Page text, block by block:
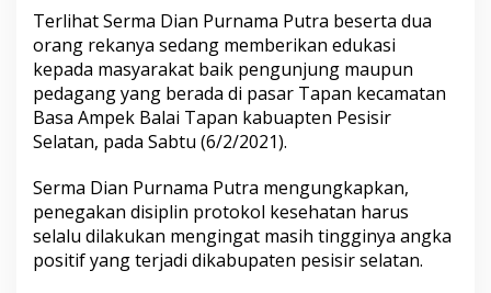
S
s
a
r
P
a
s
r
T
r
a
d
Terlihat Serma Dian Purnama Putra beserta dua
orang rekanya sedang memberikan edukasi
kepada masyarakat baik pengunjung maupun
pedagang yang berada di pasar Tapan kecamatan
Basa Ampek Balai Tapan kabuapten Pesisir
Selatan, pada Sabtu (6/2/2021).
Serma Dian Purnama Putra mengungkapkan,
penegakan disiplin protokol kesehatan harus
selalu dilakukan mengingat masih tingginya angka
positif yang terjadi dikabupaten pesisir selatan.